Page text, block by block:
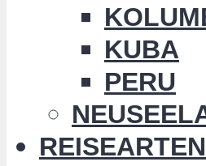
KUBA
PERU
REISEARTEN